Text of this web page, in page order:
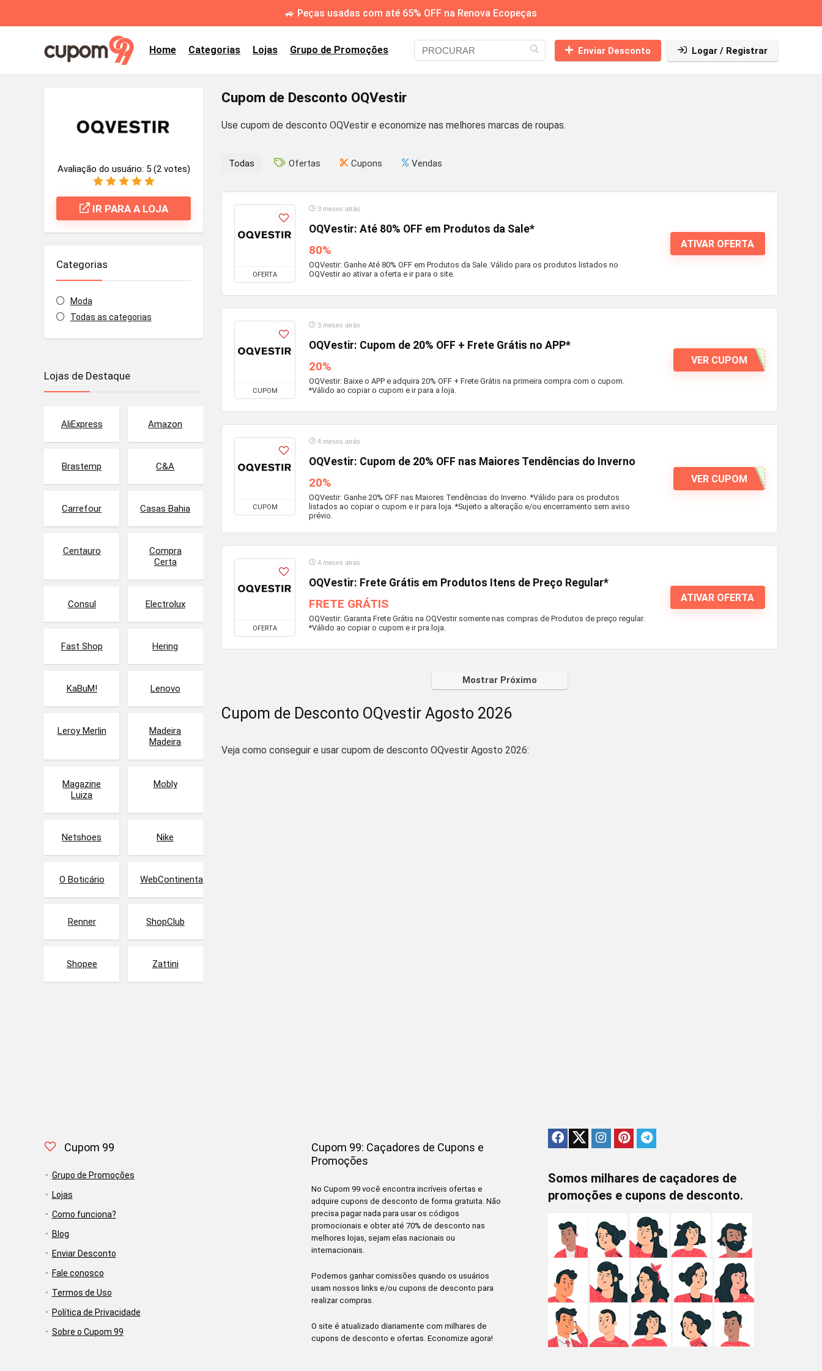
🚙 Peças usadas com até 65% OFF na Renova Ecopeças
Home Categorias Lojas Grupo de Promoções Enviar Desconto Logar / Registrar
Cupom de Desconto OQVestir
Use cupom de desconto OQVestir e economize nas melhores marcas de roupas.
Avaliação do usuário: 5 (2votes)
IR PARA A LOJA
Categorias
Moda
Todas as categorias
Todas Ofertas Cupons Vendas
OFERTA
3 meses atrás
OQVestir: Até 80% OFF em Produtos da Sale*
80%
OQVestir: Ganhe Até 80% OFF em Produtos da Sale. Válido para os produtos listados no
OQVestir ao ativar a oferta e ir para o site.
ATIVAR OFERTA
CUPOM
3 meses atrás
OQVestir: Cupom de 20% OFF + Frete Grátis no APP*
20%
OQVestir: Baixe o APP e adquira 20% OFF + Frete Grátis na primeira compra com o cupom.
*Válido ao copiar o cupom e ir para a loja.
VER CUPOM
CUPOM
4 meses atrás
OQVestir: Cupom de 20% OFF nas Maiores Tendências do Inverno
20%
OQVestir: Ganhe 20% OFF nas Maiores Tendências do Inverno. *Válido para os produtos
listados ao copiar o cupom e ir para loja. *Sujeito a alteração e/ou encerramento sem aviso
prévio.
VER CUPOM
OFERTA
4 meses atrás
OQVestir: Frete Grátis em Produtos Itens de Preço Regular*
FRETE GRÁTIS
OQVestir: Garanta Frete Grátis na OQVestir somente nas compras de Produtos de preço regular.
*Válido ao copiar o cupom e ir pra loja.
ATIVAR OFERTA
Mostrar Próximo
Cupom de Desconto OQvestir Agosto 2026
Veja como conseguir e usar cupom de desconto OQvestir Agosto 2026:
Lojas de Destaque
AliExpress Amazon
Brastemp C&A
Carrefour Casas Bahia
Centauro
Compra
Certa
Consul Electrolux
Fast Shop Hering
KaBuM! Lenovo
Leroy Merlin
Madeira
Madeira
Magazine
Luiza
Mobly
Netshoes Nike
O Boticário WebContinental
Renner ShopClub
Shopee Zattini
Cupom 99
Grupo de Promoções
Lojas
Como funciona?
Blog
Enviar Desconto
Fale conosco
Termos de Uso
Política de Privacidade
Sobre o Cupom 99
Cupom 99: Caçadores de Cupons e
Promoções
No Cupom 99 você encontra incríveis ofertas e
adquire cupons de desconto de forma gratuita. Não
precisa pagar nada para usar os códigos
promocionais e obter até 70% de desconto nas
melhores lojas, sejam elas nacionais ou
internacionais.
Podemos ganhar comissões quando os usuários
usam nossos links e/ou cupons de desconto para
realizar compras.
O site é atualizado diariamente com milhares de
cupons de desconto e ofertas. Economize agora!
Somos milhares de caçadores de
promoções e cupons de desconto.